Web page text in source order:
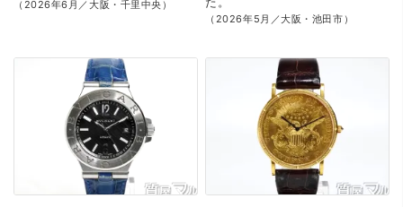
（2026年6月／大阪・千里中央）
（2026年5月／大阪・池田市）